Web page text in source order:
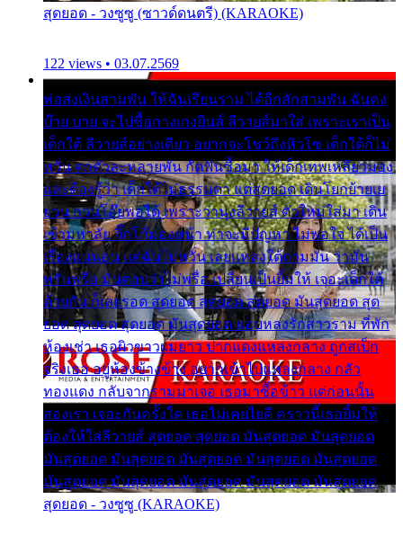
สุดยอด - วงซูซู (ซาวด์ดนตรี) (KARAOKE)
122 views • 03.07.2569
พ่อส่งเงินสามพัน ให้ฉันเรียนราม ได้อีกสักสามพัน ฉันคง
บ๊าย บาย จะไปซื้อกางเกงยีนส์ ลีวายส์มาใส่ เพราะเราเป็น
เด็กใต้ ลีวายส์อย่างเดียว อยากจะโชว์ถึงหิวโซ เด็กใต้ก็ไม่
หวั่น ตกตัวละหลายพัน กัดฟันซื้อมา ให้เด็กเทพเหลียวมอง
และต้องรู้ว่า เด็กใต้ไม่ธรรมดา แต่สุดยอด เดินโยกย้ายเย
ยวน กวนโอ๊ยพอได้ เพราะว่านุ่งลีวายส์ ตัวใหม่ใส่มา เดิน
เข้ามหาลัย จิ๊กโก๊มองหน้า ท่าจะมีปัญหา ไม่พอใจ ได้เป็น
เรื่องแน่นอน แต่ฉันไม่หวั่น เลยแหลงใต้ถามมัน ว่ามัน
พรั่นพรือ มันตอบว่าไม่พรื่อ เปลี่ยนเป็นยิ้มให้ เจอะเด็กใต้
ด้วยกัน ก็เลยรอด สุดยอด สุดยอด สุดยอด มันสุดยอด สุด
ยอด สุดยอด สุดยอด มันสุดยอด แอบหลงรักสาวราม ที่พัก
ห้องเช่า เธอผิวขาวผมยาว ปากแดงแหลงกลาง ถูกสเป็ก
จริงเธอ อยู่ห้องข้างข้าง อยากเข้าไปแหลงกลาง กลัว
ทองแดง กลับจากรามมาเจอ เธอมาซื้อข้าว แต่ก่อนนั้น
สองเรา เจอะกันครั้งใด เธอไม่เคยไยดี คราวนี้เธอยิ้มให้
ต้องให้ใส่ลีวายส์ สุดยอด สุดยอด มันสุดยอด มันสุดยอด
มันสุดยอด มันสุดยอด มันสุดยอด มันสุดยอด มันสุดยอด
มันสุดยอด มันสุดยอด มันสุดยอด มันสุดยอด มันสุดยอด
สุดยอด - วงซูซู (KARAOKE)